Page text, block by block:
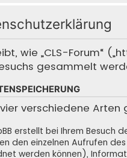
wie „CLS-Forum“
gesammelt
verschiedene Arten
erstellt bei Ihrem Besuch
den einzelnen Aufrufen
werden können),